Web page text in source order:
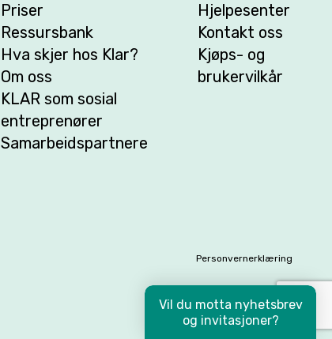
Priser
Ressursbank
Hva skjer hos Klar?
Om oss
KLAR som sosial
entreprenører
Samarbeidspartnere
Hjelpesenter
Kontakt oss
Kjøps- og
brukervilkår
Personvernerklæring
Vil du motta nyhetsbrev
og invitasjoner?